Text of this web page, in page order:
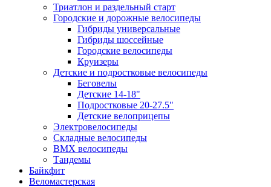
Триатлон и раздельный старт
Городские и дорожные велосипеды
Гибриды универсальные
Гибриды шоссейные
Городские велосипеды
Круизеры
Детские и подростковые велосипеды
Беговелы
Детские 14-18"
Подростковые 20-27.5"
Детские велоприцепы
Электровелосипеды
Складные велосипеды
BMX велосипеды
Тандемы
Байкфит
Веломастерская